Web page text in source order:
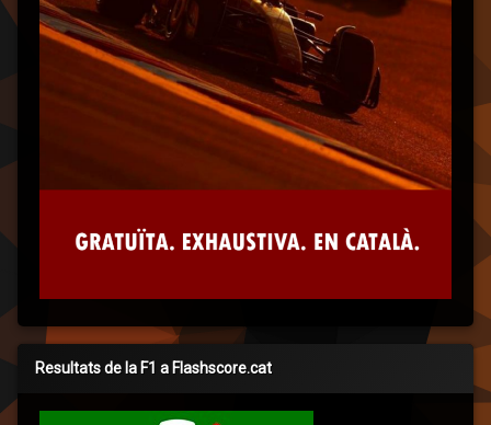
Resultats de la F1 a Flashscore.cat